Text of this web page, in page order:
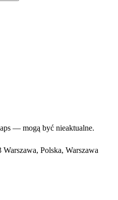
— mogą być nieaktualne.
Polska, Warszawa